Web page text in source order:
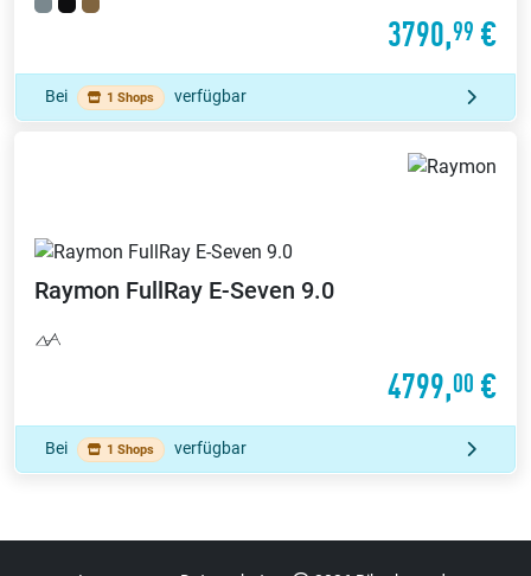
3790,99 €
Bei 1 Shops verfügbar
Raymon FullRay E-Seven 9.0
4799,00 €
Bei 1 Shops verfügbar